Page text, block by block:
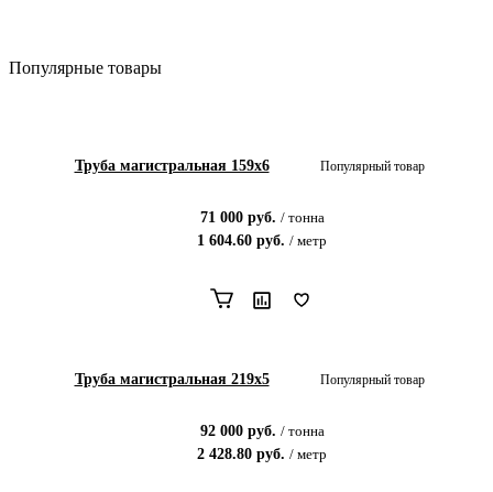
Популярные товары
Труба магистральная 159х6 Популярный товар
71 000руб. / тонна
1 604.60 руб. / метр
Труба магистральная 219х5 Популярный товар
92 000руб. / тонна
2 428.80 руб. / метр